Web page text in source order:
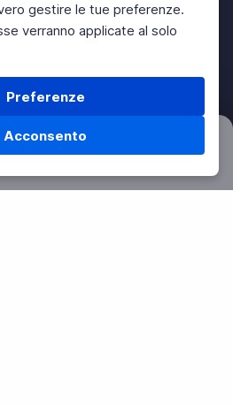
gestire le tue preferenze.
verranno applicate al solo
Preferenze
Acconsento
Cerca Menu
Azzera